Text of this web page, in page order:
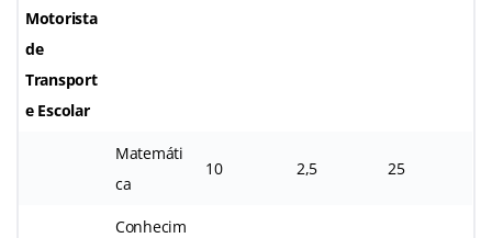
Motorista
de
Transport
e Escolar
Matemáti
ca
10 2,5 25
Conhecim